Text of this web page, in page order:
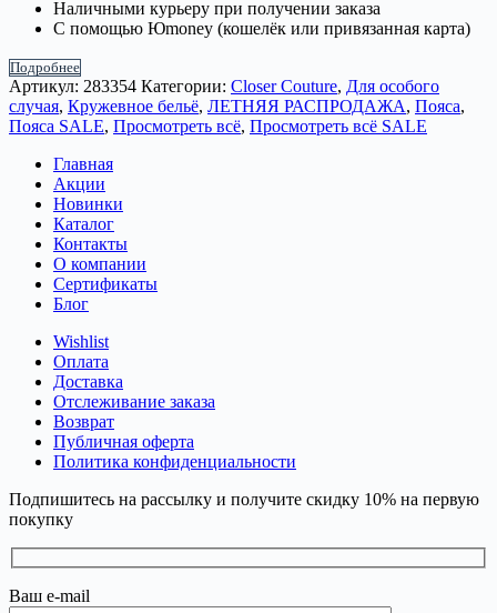
Наличными курьеру при получении заказа
С помощью Юmoney (кошелёк или привязанная карта)
Подробнее
Артикул: 283354 Категории: Closer Couture, Для особого
случая, Кружевное бельё, ЛЕТНЯЯ РАСПРОДАЖА, Пояса,
Пояса SALE, Просмотреть всё, Просмотреть всё SALE
Главная
Акции
Новинки
Каталог
Контакты
О компании
Сертификаты
Блог
Wishlist
Оплата
Доставка
Отслеживание заказа
Возврат
Публичная оферта
Политика конфиденциальности
Подпишитесь на рассылку и получите скидку 10% на первую
покупку
Ваш e-mail